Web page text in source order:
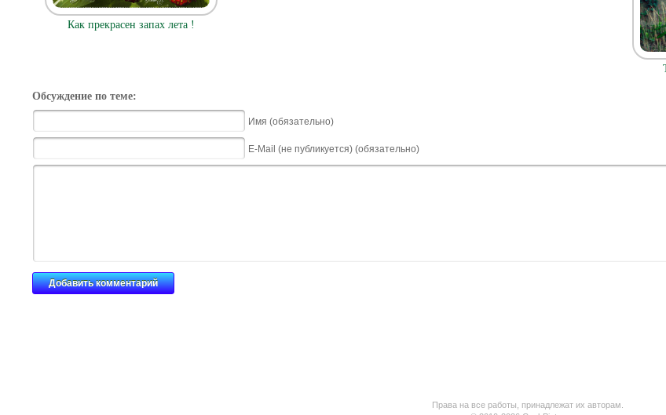
Как прекрасен запах лета !
Обсуждение по теме:
Имя (обязательно)
E-Mail (не публикуется) (обязательно)
Права на все работы, принадлежат их авторам.